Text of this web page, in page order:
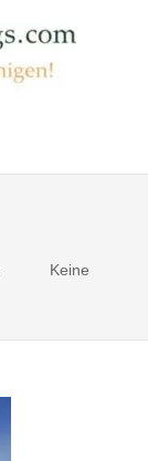
Keine